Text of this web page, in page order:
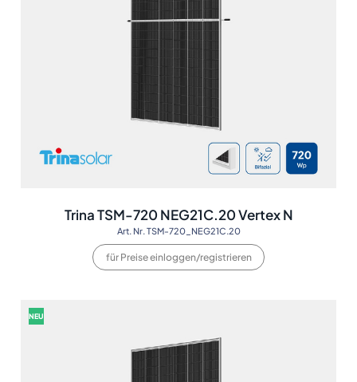
Trina TSM-720 NEG21C.20 Vertex N
Art. Nr. TSM-720_NEG21C.20
für Preise einloggen/registrieren
NEU